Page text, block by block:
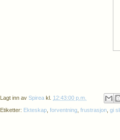
Lagt inn av Spirea kl. 12:43:00 p.m.
Etiketter: Ekteskap forventning frustrasjon gi